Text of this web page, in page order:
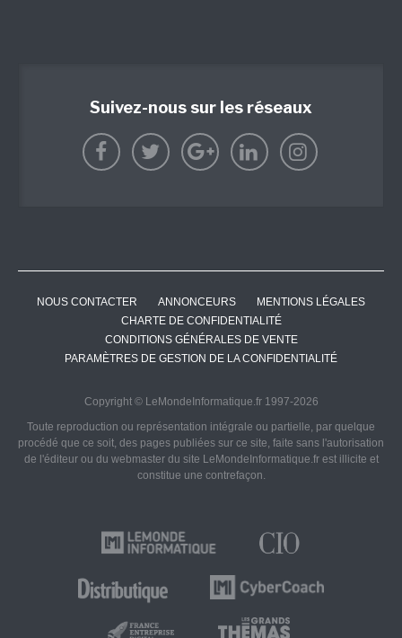
Suivez-nous sur les réseaux
NOUS CONTACTER ANNONCEURS
MENTIONS LÉGALES
CHARTE DE CONFIDENTIALITÉ
CONDITIONS GÉNÉRALES DE VENTE
PARAMÈTRES DE GESTION DE LA CONFIDENTIALITÉ
Copyright © LeMondeInformatique.fr 1997-2026
Toute reproduction ou représentation intégrale ou partielle, par quelque
procédé que ce soit, des pages publiées sur ce site, faite sans l'autorisation
de l'éditeur ou du webmaster du site LeMondeInformatique.fr est illicite et
constitue une contrefaçon.